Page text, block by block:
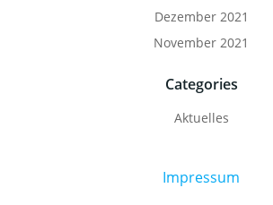
Dezember 2021
November 2021
Categories
Aktuelles
Impressum